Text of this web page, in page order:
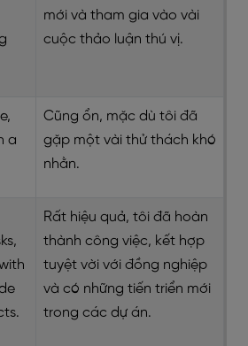
mới và tham gia vào vài
cuộc thảo luận thú vị.
a
Cũng ổn, mặc dù tôi đã
gặp một vài thử thách khó
nhằn.
Rất hiệu quả, tôi đã hoàn
thành công việc, kết hợp
tuyệt vời với đồng nghiệp
và có những tiến triển mới
trong các dự án.